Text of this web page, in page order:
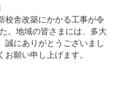
舎改築にかかる工事が令
。地域の皆さまには、多大
誠にありがとうございまし
願い申し上げます。